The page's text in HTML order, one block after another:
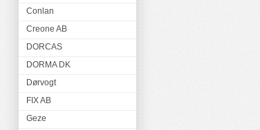
Conlan
Creone AB
DORCAS
DORMA DK
Dørvogt
FIX AB
Geze